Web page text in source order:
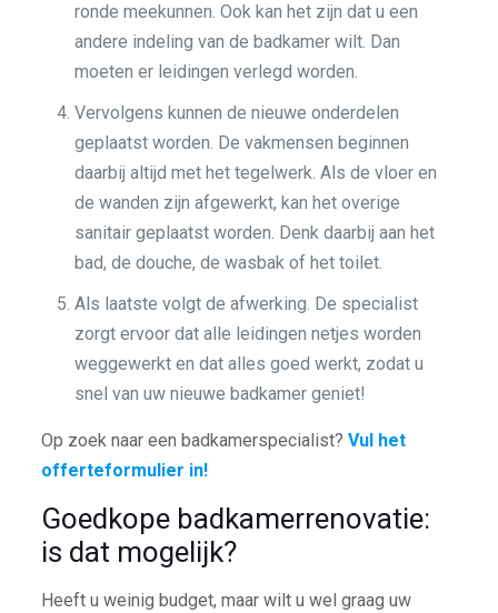
ronde meekunnen. Ook kan het zijn dat u een
andere indeling van de badkamer wilt. Dan
moeten er leidingen verlegd worden.
Vervolgens kunnen de nieuwe onderdelen
geplaatst worden. De vakmensen beginnen
daarbij altijd met het tegelwerk. Als de vloer en
de wanden zijn afgewerkt, kan het overige
sanitair geplaatst worden. Denk daarbij aan het
bad, de douche, de wasbak of het toilet.
Als laatste volgt de afwerking. De specialist
zorgt ervoor dat alle leidingen netjes worden
weggewerkt en dat alles goed werkt, zodat u
snel van uw nieuwe badkamer geniet!
Op zoek naar een badkamerspecialist? Vul het
offerteformulier in!
Goedkope badkamerrenovatie:
is dat mogelijk?
Heeft u weinig budget, maar wilt u wel graag uw